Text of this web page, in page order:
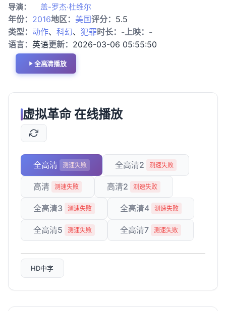
导演：
盖-罗杰·杜维尔
年份： 2016地区： 美国评分： 5.5
类型： 动作、 科幻、 犯罪时长： -上映： -
语言： 英语更新： 2026-03-06 05:55:50
全高清播放
虚拟革命 在线播放
全高清 测速失败 全高清2 测速失败
高清 测速失败 高清2 测速失败
全高清3 测速失败 全高清4 测速失败
全高清5 测速失败 全高清7 测速失败
HD中字